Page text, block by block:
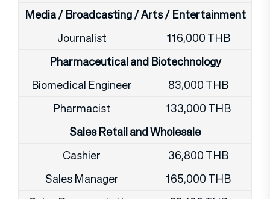
Media / Broadcasting / Arts / Entertainment
Journalist
116,000 THB
Pharmaceutical and Biotechnology
Biomedical Engineer
83,000 THB
Pharmacist
133,000 THB
Sales Retail and Wholesale
Cashier
36,800 THB
Sales Manager
165,000 THB